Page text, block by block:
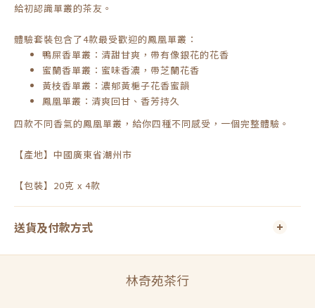
給初認識單叢的茶友。
體驗套裝包含了4款最受歡迎的鳳凰單叢：
鴨屎香單叢：清甜甘爽，帶有像銀花的花香
蜜蘭香單叢：蜜味香濃，帶芝蘭花香
黃枝香單叢：濃郁黃梔子花香蜜韻
鳳凰單叢：清爽回甘、香芳持久
四款不同香氣的鳳凰單叢，給你四種不同感受，一個完整體驗。
【產地】中國廣東省潮州市
【包裝】20克 x 4款
送貨及付款方式
林奇苑茶行